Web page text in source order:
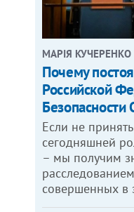
МАРІЯ КУЧЕРЕНКО
​Почему
Российской
Если не
сегодняшней
– мы получим
совершенных в